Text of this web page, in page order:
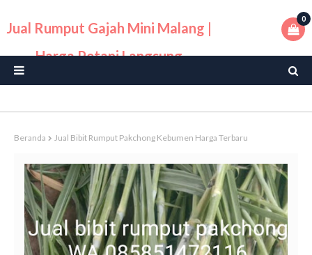
Jual Rumput Gajah Mini Malang |
Harga Petani Langsung
0
Beranda Jual Bibit Rumput Pakchong Kebumen Harga Terbaru